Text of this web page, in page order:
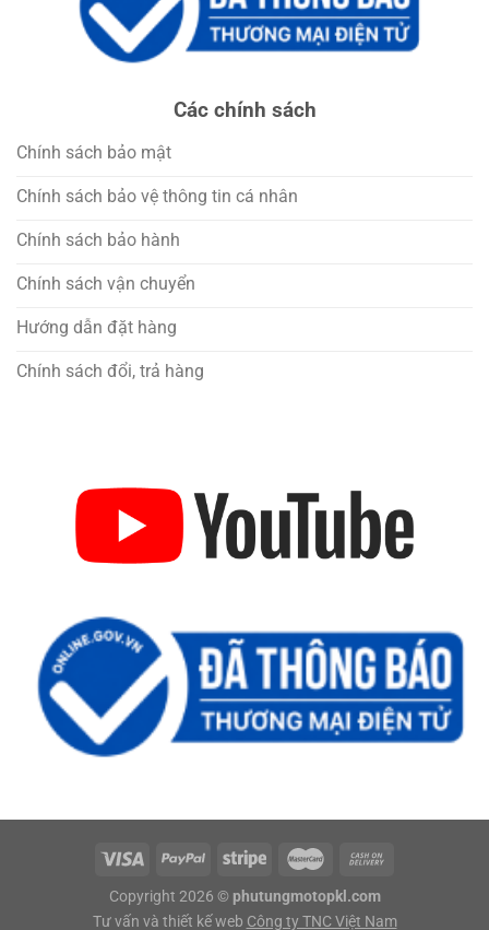
Các chính sách
Chính sách bảo mật
Chính sách bảo vệ thông tin cá nhân
Chính sách bảo hành
Chính sách vận chuyển
Hướng dẫn đặt hàng
Chính sách đổi, trả hàng
Copyright 2026 © phutungmotopkl.com
Tư vấn và thiết kế web Công ty TNC Việt Nam